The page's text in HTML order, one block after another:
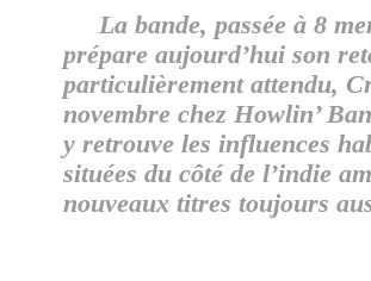
La bande, passée à 8
prépare aujourd’hui son
particulièrement attendu,
novembre chez Howlin’
y retrouve les influences
situées du côté de l’indie
nouveaux titres toujours